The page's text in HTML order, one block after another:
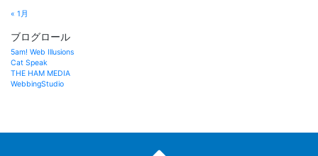
« 1月
ブログロール
5am! Web Illusions
Cat Speak
THE HAM MEDIA
WebbingStudio